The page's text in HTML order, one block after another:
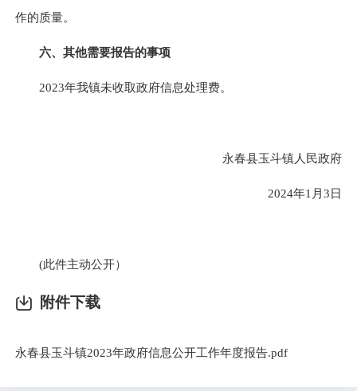
作的质量。
六、其他需要报告的事项
2023年我镇未收取政府信息处理费。
永春县玉斗镇人民政府
2024年1月3日
(此件主动公开）
附件下载
永春县玉斗镇2023年政府信息公开工作年度报告.pdf